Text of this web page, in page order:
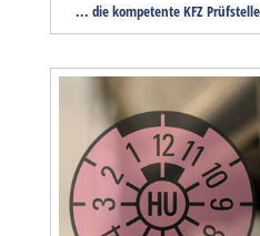
... die kompetente KFZ